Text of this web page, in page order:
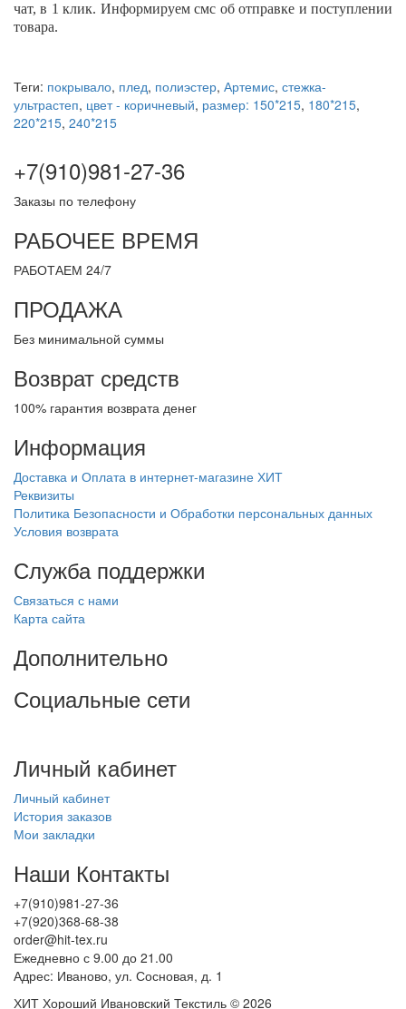
чат, в 1 клик. Информируем смс об отправке и поступлении
товара.
Теги: покрывало, плед, полиэстер, Артемис, стежка-
ультрастеп, цвет - коричневый, размер: 150*215, 180*215,
220*215, 240*215
+7(910)981-27-36
Заказы по телефону
РАБОЧЕЕ ВРЕМЯ
РАБОТАЕМ 24/7
ПРОДАЖА
Без минимальной суммы
Возврат средств
100% гарантия возврата денег
Информация
Доставка и Оплата в интернет-магазине ХИТ
Реквизиты
Политика Безопасности и Обработки персональных данных
Условия возврата
Служба поддержки
Связаться с нами
Карта сайта
Дополнительно
Социальные сети
Личный кабинет
Личный кабинет
История заказов
Мои закладки
Наши Контакты
+7(910)981-27-36
+7(920)368-68-38
order@hit-tex.ru
Ежедневно с 9.00 до 21.00
Адрес: Иваново, ул. Сосновая, д. 1
ХИТ Хороший Ивановский Текстиль © 2026